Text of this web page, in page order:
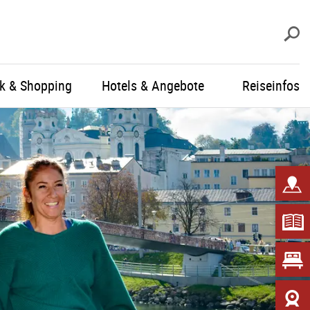
& Shopping Hotels & Angebote Reiseinfos